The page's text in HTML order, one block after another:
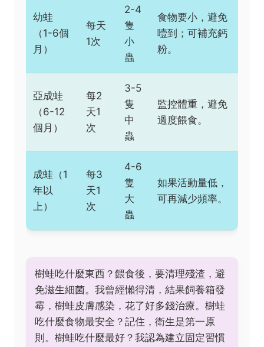
幼蛙
（1-6個
月）
每天
1次
2-4
隻
小
蟲
食物要小，避免
噎到；可補充鈣
粉。
亞成蛙
（6-12
個月）
每2
天1
次
3-5
隻
中
蟲
監控體重，避免
過度餵食。
成蛙（1
年以
上）
每3
天1
次
4-6
隻
大
蟲
如果活動量低，
可再減少頻率。
樹蛙吃什麼東西？餵食後，要清理殘渣，避
免滋生細菌。我曾經懶得清，結果飼養箱發
霉，樹蛙皮膚感染，花了好多錢治療。樹蛙
吃什麼食物最安全？記住，衛生是第一原
則。樹蛙吃什麼最好？我認為建立固定習慣